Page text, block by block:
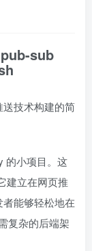
sub
技术构建的简
的小项目。这
建立在网页推
能够轻松地在
复杂的后端架